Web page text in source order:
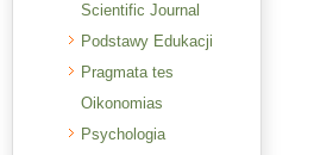
Scientific Journal
Podstawy Edukacji
Pragmata tes
Oikonomias
Psychologia